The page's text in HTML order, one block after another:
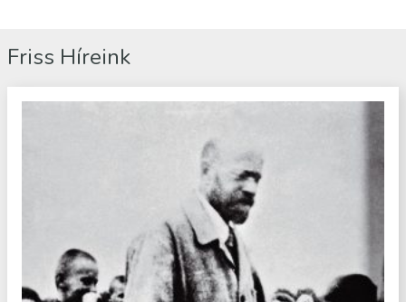
Friss Híreink